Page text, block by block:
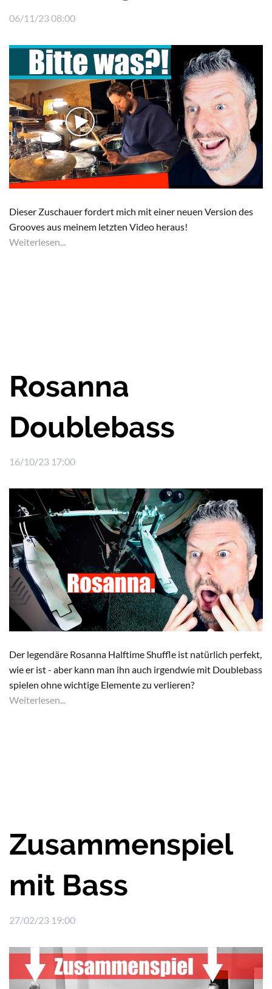
06/11/23 08:00
Dieser Zuschauer fordert mich mit einer neuen Version des
Grooves aus meinem letzten Video heraus!
Weiterlesen...
Rosanna
Doublebass
16/10/23 17:00
Der legendäre Rosanna Halftime Shuffle ist natürlich perfekt,
wie er ist - aber kann man ihn auch irgendwie mit Doublebass
spielen ohne wichtige Elemente zu verlieren?
Weiterlesen...
Zusammenspiel
mit Bass
27/02/23 19:00